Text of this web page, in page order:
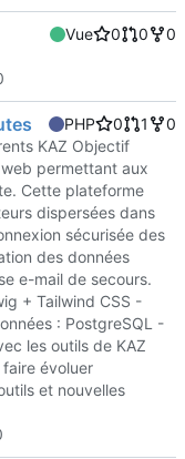
Vue 0 0
0
PHP 0 1
0
KAZ Objectif
permettant aux
Cette plateforme
dispersées dans
sécurisée des
des données
e-mail de secours.
+ Tailwind CSS -
: PostgreSQL -
les outils de KAZ
évoluer
et nouvelles